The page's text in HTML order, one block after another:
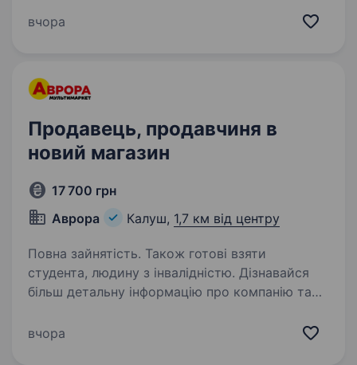
robota.avrora.ua
працювати…
вчора
Продавець, продавчиня в
новий магазин
17 700 грн
Аврора
Калуш, 1,7 км від центру
Повна зайнятість. Також готові взяти
студента, людину з інвалідністю. Дізнавайся
більш детальну інформацію про компанію та
robota.avrora.ua https://t.me/Avrora_HC_bot
вчора